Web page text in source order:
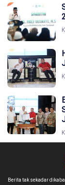
Berita tak sekadar